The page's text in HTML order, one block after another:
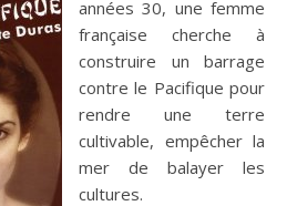
années 30, une femme
française cherche à
construire un barrage
contre le Pacifique pour
rendre une terre
cultivable, empêcher la
mer de balayer les
cultures.